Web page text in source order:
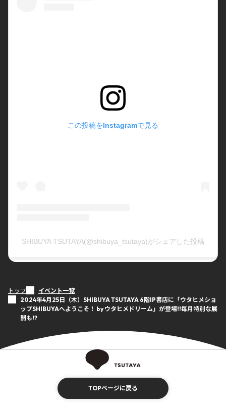
トップ
イベント一覧
2024年4月25日（木）SHIBUYA TSUTAYA 6階IP書店に「ウタヒメショ
ップSHIBUYAへようこそ！ by ウタヒメドリーム」が登場!!毎月特別な展
開も!?
この投稿をInstagramで見る
SHIBUYA TSUTAYA(@shibuya_tsutaya)がシェアした投稿
TOPページに戻る